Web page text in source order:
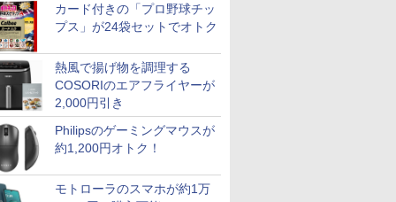
カード付きの「プロ野球チッ
プス」が24袋セットでオトク
熱風で揚げ物を調理する
COSORIのエアフライヤーが
2,000円引き
Philipsのゲーミングマウスが
約1,200円オトク！
モトローラのスマホが約1万